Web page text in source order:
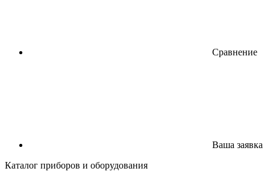
Сравнение
Ваша заявка
Каталог приборов и оборудования